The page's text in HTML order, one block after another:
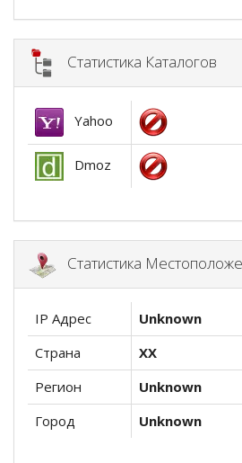
Статистика Каталогов
Yahoo
Dmoz
Статистика
IP Адрес
Unknown
Страна
XX
Регион
Unknown
Город
Unknown